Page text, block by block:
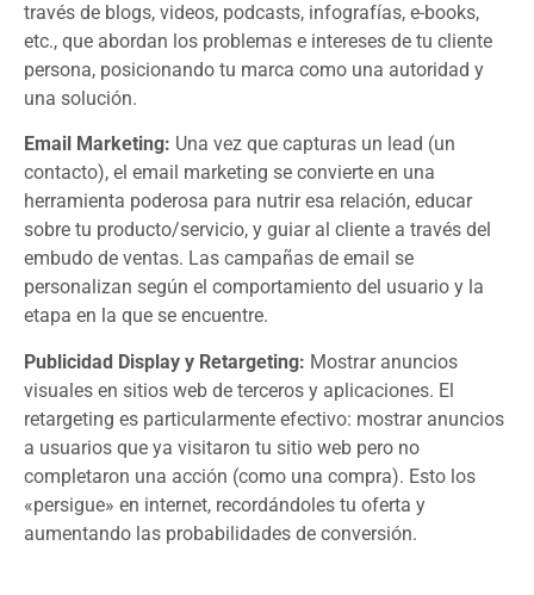
través de blogs, videos, podcasts, infografías, e-books,
etc., que abordan los problemas e intereses de tu cliente
persona, posicionando tu marca como una autoridad y
una solución.
Email Marketing: Una vez que capturas un lead (un
contacto), el email marketing se convierte en una
herramienta poderosa para nutrir esa relación, educar
sobre tu producto/servicio, y guiar al cliente a través del
embudo de ventas. Las campañas de email se
personalizan según el comportamiento del usuario y la
etapa en la que se encuentre.
Publicidad Display y Retargeting: Mostrar anuncios
visuales en sitios web de terceros y aplicaciones. El
retargeting es particularmente efectivo: mostrar anuncios
a usuarios que ya visitaron tu sitio web pero no
completaron una acción (como una compra). Esto los
«persigue» en internet, recordándoles tu oferta y
aumentando las probabilidades de conversión.